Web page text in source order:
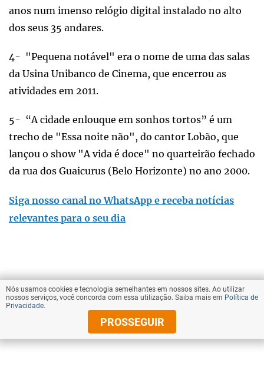
anos num imenso relógio digital instalado no alto
dos seus 35 andares.
4- "Pequena notável" era o nome de uma das salas
da Usina Unibanco de Cinema, que encerrou as
atividades em 2011.
5- “A cidade enlouque em sonhos tortos” é um
trecho de "Essa noite não", do cantor Lobão, que
lançou o show "A vida é doce" no quarteirão fechado
da rua dos Guaicurus (Belo Horizonte) no ano 2000.
Siga nosso canal no WhatsApp e receba notícias
relevantes para o seu dia
compartilhe
Nós usamos cookies e tecnologia semelhantes em nossos sites. Ao utilizar
nossos serviços, você concorda com essa utilização. Saiba mais em Política de
Privacidade.
PROSSEGUIR